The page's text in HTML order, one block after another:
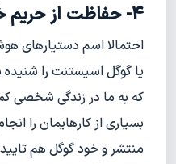
4- حفاظت از حریم خصوصی
احتمالا اسم دستیارهای
یا گوگل اسیستنت را
که به ما در زندگی شخصی
بسیاری از کارهایمان را
منتشر و خود گوگل هم